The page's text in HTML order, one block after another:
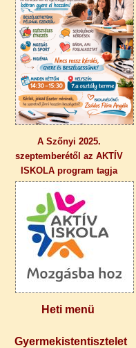
A Szőnyi 2025.
szeptemberétől az AKTÍV
ISKOLA program tagja
Heti menü
Gyermekistentisztelet